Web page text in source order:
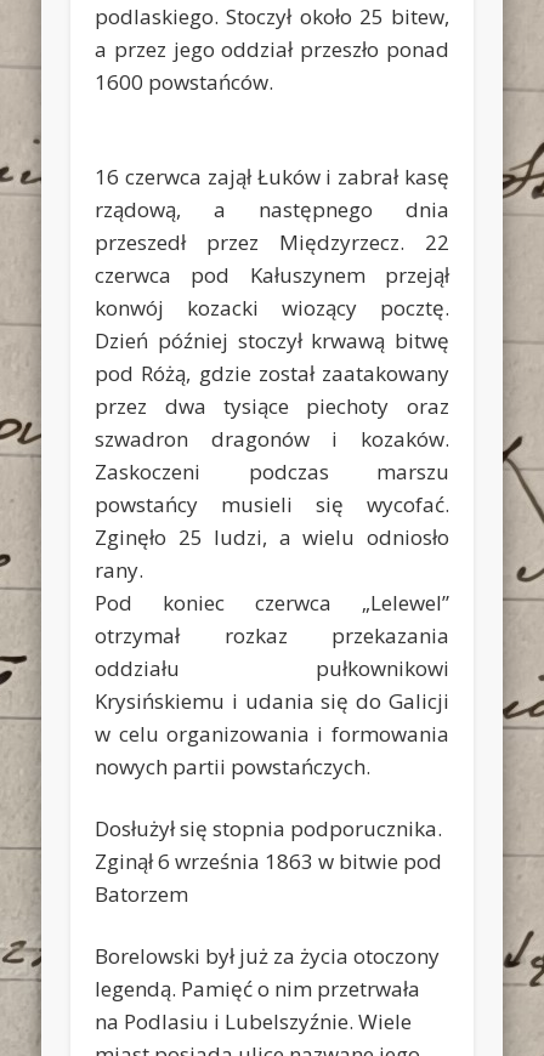
podlaskiego. Stoczył około 25 bitew,
a przez jego oddział przeszło ponad
1600 powstańców.
16 czerwca zajął Łuków i zabrał kasę
rządową, a następnego dnia
przeszedł przez Międzyrzecz. 22
czerwca pod Kałuszynem przejął
konwój kozacki wiozący pocztę.
Dzień później stoczył krwawą bitwę
pod Różą, gdzie został zaatakowany
przez dwa tysiące piechoty oraz
szwadron dragonów i kozaków.
Zaskoczeni podczas marszu
powstańcy musieli się wycofać.
Zginęło 25 ludzi, a wielu odniosło
rany.
Pod koniec czerwca „Lelewel”
otrzymał rozkaz przekazania
oddziału pułkownikowi
Krysińskiemu i udania się do Galicji
w celu organizowania i formowania
nowych partii powstańczych.
Dosłużył się stopnia podporucznika.
Zginął 6 września 1863 w bitwie pod
Batorzem
Borelowski był już za życia otoczony
legendą. Pamięć o nim przetrwała
na Podlasiu i Lubelszyźnie. Wiele